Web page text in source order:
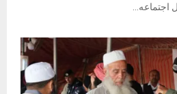
اجتماعه...